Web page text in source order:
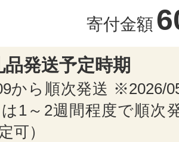
寄付金額
品発送予定時期
から順次発送 ※2026/
1～2週間程度で順次
可）